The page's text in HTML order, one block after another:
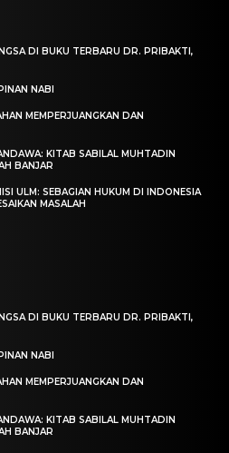
DI BUKU TERBARU DR. PRIBAKTI,
NABI
MEMPERJUANGKAN DAN
KITAB SABILAL MUHTADIN
BANJAR
ULM: SEBAGIAN HUKUM DI INDONESIA
MASALAH
DI BUKU TERBARU DR. PRIBAKTI,
NABI
MEMPERJUANGKAN DAN
KITAB SABILAL MUHTADIN
BANJAR